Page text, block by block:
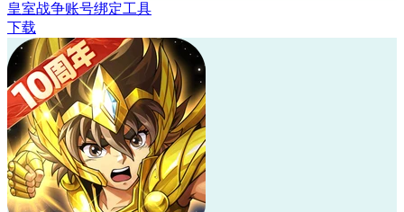
皇室战争账号绑定工具
下载